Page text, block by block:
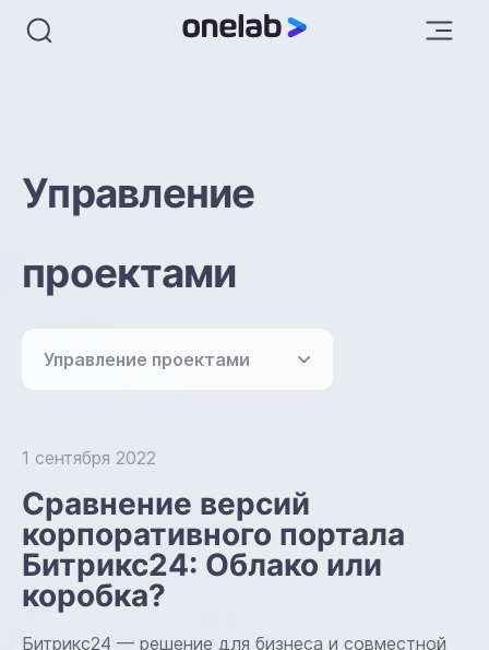
Управление
проектами
Управление проектами
1 сентября 2022
Сравнение версий
корпоративного портала
Битрикс24: Облако или
коробка?
Битрикс24 — решение для бизнеса и совместной